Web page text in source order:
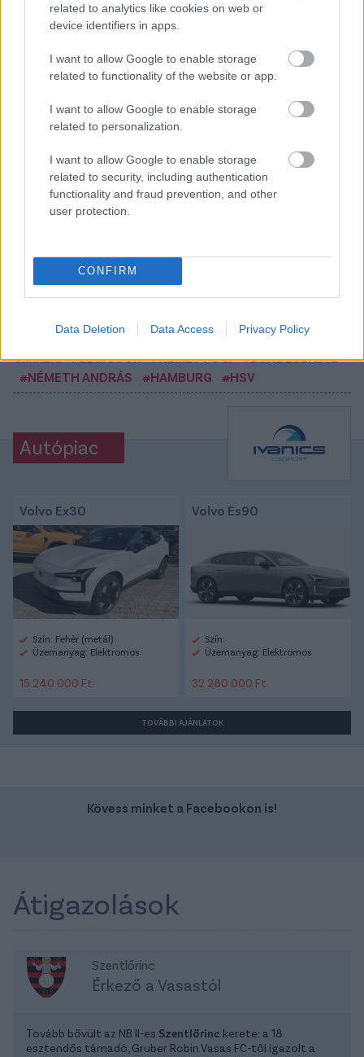
related to analytics like cookies on web or
device identifiers in apps.
I want to allow Google to enable storage
related to functionality of the website or app.
I want to allow Google to enable storage
related to personalization.
I want to allow Google to enable storage
related to security, including authentication
functionality and fraud prevention, and other
user protection.
CONFIRM
Data Deletion Data Access Privacy Policy
A legkisebb Dárdaival térne vissza a
Bundesliga élmezőnyébe a 2010-es
évek egyik sikercsapata
A legkisebb Dárdai-fiú tökéletesen tudná pótolni a már
Mönchenglabdachnál - írják a németek.
Itt állíthatod be, hogy a Csakfoci az elsők
Tetszett a cikk? Megosztanád?
CÍMKÉK: #LÉGIÓSOK #NÉMET FOCI
#BUNDESLIGA 2
#NÉMETH ANDRÁS
#HAMBURG #HSV
Autópiac
Volvo Ex30
Szín: Fehér (metál)
Üzemanyag: Elektromos
15 240 000 Ft
Volvo Es90
Szín:
Üzemanyag: Elektromos
32 280 000 Ft
TOVÁBBI AJÁNLATOK
Kövess minket a Facebookon is!
Átigazolások
Szentlőrinc
Érkező a Vasastól
Tovább bővült az NB II-es Szentlőrinc kerete: a 18
esztendős támadó, Gruber Robin Vasas FC-től igazolt a